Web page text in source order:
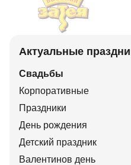
Актуальные
Свадьбы
Корпоративные
Праздники
День рождения
Детский праздник
Валентинов день